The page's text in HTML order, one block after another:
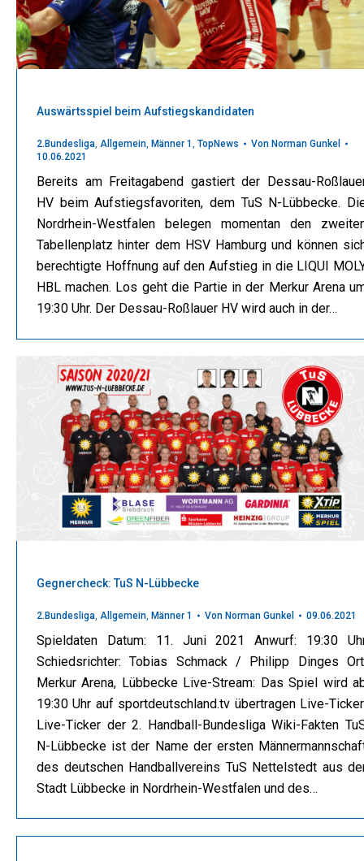
Auswärtsspiel beim Aufstiegskandidaten
2.Bundesliga, Allgemein, Männer 1 , TopNews Von Norman Gunkel
10.06.2021
Bereits am Freitagabend gastiert der Dessau-
HV beim Aufstiegsfavoriten, dem TuS N-Lübbecke.
Nordrhein-Westfalen belegen momentan den
Tabellenplatz hinter dem HSV Hamburg und können
berechtigte Hoffnung auf den Aufstieg in die LIQUI
HBL machen. Los geht die Partie in der Merkur Arena
19:30 Uhr. Der Dessau-Roßlauer HV wird auch in der…
Gegnercheck: TuS N-Lübbecke
2.Bundesliga, Allgemein, Männer 1 Von Norman Gunkel 09.06.2021
Spieldaten Datum: 11. Juni 2021 Anwurf: 19:30
Schiedsrichter: Tobias Schmack / Philipp Dinges
Merkur Arena, Lübbecke Live-Stream: Das Spiel wird
19:30 Uhr auf sportdeutschland.tv übertragen Live-
Live-Ticker der 2. Handball-Bundesliga Wiki-Fakten
N-Lübbecke ist der Name der ersten
des deutschen Handballvereins TuS Nettelstedt aus
Stadt Lübbecke in Nordrhein-Westfalen und des…